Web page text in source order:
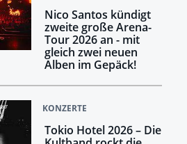
Nico Santos kündigt
zweite große Arena-
Tour 2026 an - mit
gleich zwei neuen
Alben im Gepäck!
KONZERTE
Tokio Hotel 2026 – Die